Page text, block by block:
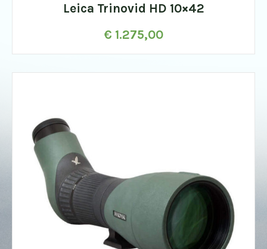
Leica Trinovid HD 10×42
€ 1.275,00